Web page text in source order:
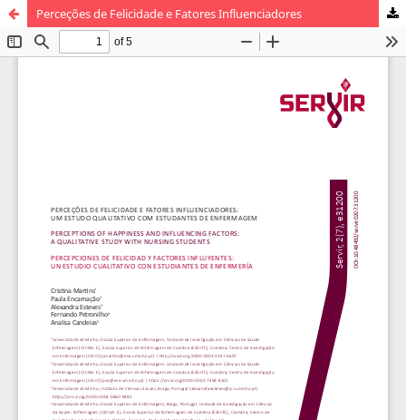
Perceções de Felicidade e Fatores Influenciadores